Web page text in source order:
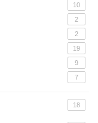
10
2
2
19
9
7
18